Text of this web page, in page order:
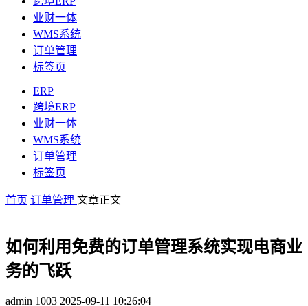
业财一体
WMS系统
订单管理
标签页
ERP
跨境ERP
业财一体
WMS系统
订单管理
标签页
首页 订单管理 文章正文
如何利用免费的订单管理系统实现电商业
务的飞跃
admin 1003 2025-09-11 10:26:04